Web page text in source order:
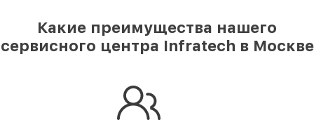
Какие преимущества нашего
сервисного центра Infratech в Москве